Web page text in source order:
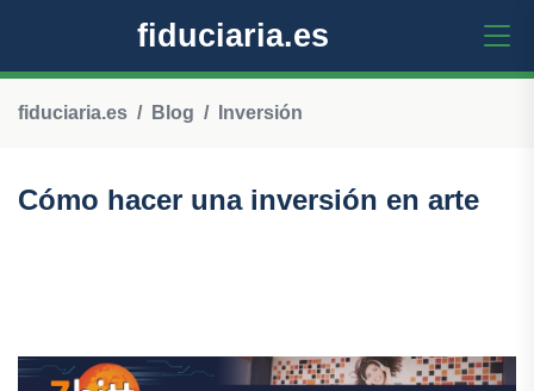
fiduciaria.es
fiduciaria.es Blog Inversión
Cómo hacer una inversión en arte